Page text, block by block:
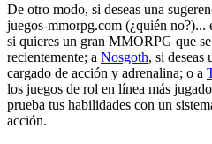
De otro modo, si deseas una
juegos-mmorpg.com (¿quién no?)...
si quieres un gran MMORPG que
recientemente; a Nosgoth, si
cargado de acción y adrenalina; o a
los juegos de rol en línea más
prueba tus habilidades con un
acción.